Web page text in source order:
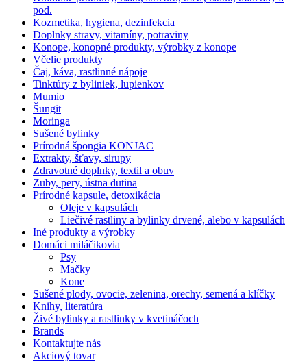
pod.
Kozmetika, hygiena, dezinfekcia
Doplnky stravy, vitamíny, potraviny
Konope, konopné produkty, výrobky z konope
Včelie produkty
Čaj, káva, rastlinné nápoje
Tinktúry z byliniek, lupienkov
Mumio
Šungit
Moringa
Sušené bylinky
Prírodná špongia KONJAC
Extrakty, šťavy, sirupy
Zdravotné doplnky, textil a obuv
Zuby, pery, ústna dutina
Prírodné kapsule, detoxikácia
Oleje v kapsulách
Liečivé rastliny a bylinky drvené, alebo v kapsulách
Iné produkty a výrobky
Domáci miláčikovia
Psy
Mačky
Kone
Sušené plody, ovocie, zelenina, orechy, semená a klíčky
Knihy, literatúra
Živé bylinky a rastlinky v kvetináčoch
Brands
Kontaktujte nás
Akciový tovar